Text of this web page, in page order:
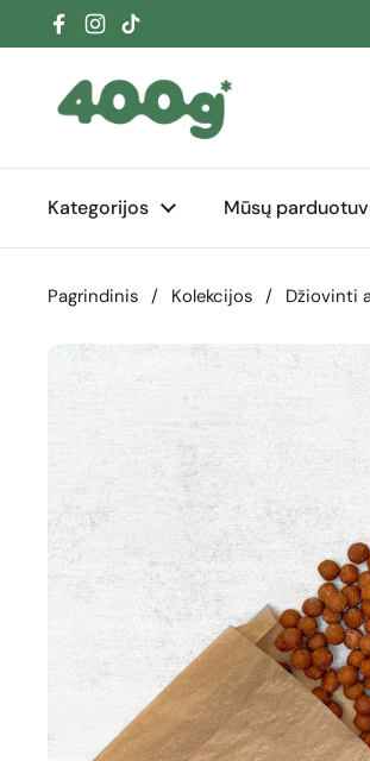
Pereiti prie turinio
Facebook
Instagram
TikTok
Kategorijos Mūsų
Pagrindinis / Kolekcijos / Džiovinti